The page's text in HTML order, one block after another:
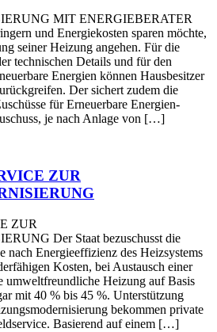
MIT ENERGIEBERATER
und Energiekosten sparen möchte,
seiner Heizung angehen. Für die
technischen Details und für den
Energien können Hausbesitzer
Der sichert zudem die
für Erneuerbare Energien-
je nach Anlage von […]
ZUR
ZUR
Der Staat bezuschusst die
nach Energieeffizienz des Heizsystems
Kosten, bei Austausch einer
umweltfreundliche Heizung auf Basis
mit 40 % bis 45 %. Unterstützung
bekommen private
Basierend auf einem […]